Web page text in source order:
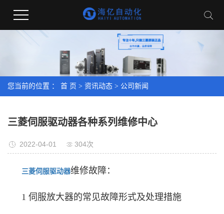
您当前的位置 ： 首 页 > 资讯动态 > 公司新闻
三菱伺服驱动器各种系列维修中心
2022-04-01 304次
三菱伺服驱动器维修故障：
1 伺服放大器的常见故障形式及处理措施